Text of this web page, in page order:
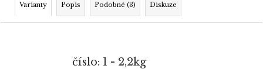
Varianty Popis Podobné (3) Diskuze
číslo: 1 - 2,2kg